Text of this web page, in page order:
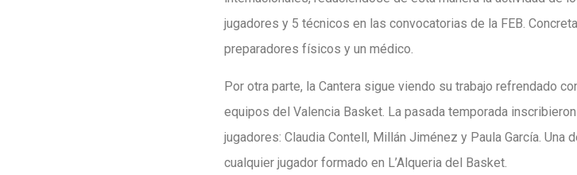
jugadores y 5 técnicos en las convocatorias de la FEB.
preparadores físicos y un médico.
Por otra parte, la Cantera sigue viendo su trabajo refrendado
equipos del Valencia Basket. La pasada temporada
jugadores: Claudia Contell, Millán Jiménez y Paula García.
cualquier jugador formado en L’Alqueria del Basket.